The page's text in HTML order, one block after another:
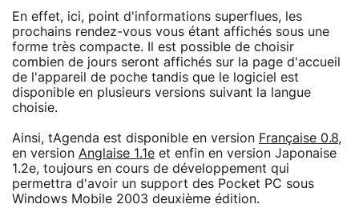
En effet, ici, point d'informations superflues, les
prochains rendez-vous vous étant affichés sous une
forme très compacte. Il est possible de choisir
combien de jours seront affichés sur la page d'accueil
de l'appareil de poche tandis que le logiciel est
disponible en plusieurs versions suivant la langue
choisie.
Ainsi, tAgenda est disponible en version Française 0.8,
en version Anglaise 1.1e et enfin en version Japonaise
1.2e, toujours en cours de développement qui
permettra d'avoir un support des Pocket PC sous
Windows Mobile 2003 deuxième édition.